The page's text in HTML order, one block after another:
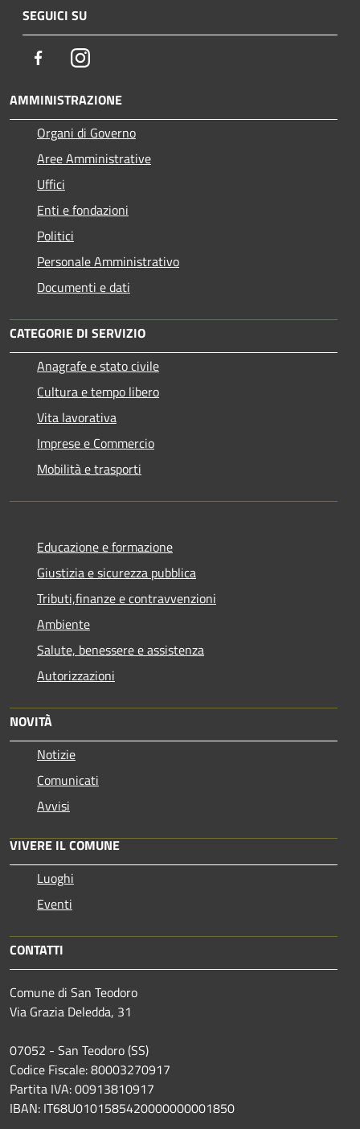
SEGUICI SU
FacebookInstagram
AMMINISTRAZIONE
Organi di Governo
Aree Amministrative
Uffici
Enti e fondazioni
Politici
Personale Amministrativo
Documenti e dati
CATEGORIE DI SERVIZIO
Anagrafe e stato civile
Cultura e tempo libero
Vita lavorativa
Imprese e Commercio
Mobilità e trasporti
Educazione e formazione
Giustizia e sicurezza pubblica
Tributi,finanze e contravvenzioni
Ambiente
Salute, benessere e assistenza
Autorizzazioni
NOVITÀ
Notizie
Comunicati
Avvisi
VIVERE IL COMUNE
Luoghi
Eventi
CONTATTI
Comune di San Teodoro
Via Grazia Deledda, 31
07052 - San Teodoro (SS)
Codice Fiscale: 80003270917
Partita IVA: 00913810917
IBAN: IT68U0101585420000000001850